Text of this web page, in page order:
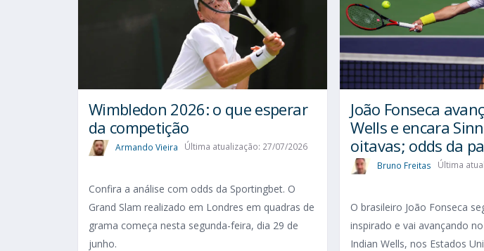
Wimbledon 2026: o que esperar
da competição
Armando Vieira Última atualização: 27/07/2026
Confira a análise com odds da Sportingbet. O
Grand Slam realizado em Londres em quadras de
grama começa nesta segunda-feira, dia 29 de
junho.
João Fonseca
Wells e encara
oitavas; odds da
Bruno Freitas Última
O brasileiro João Fonseca
inspirado e vai avançando
Indian Wells, nos Estados